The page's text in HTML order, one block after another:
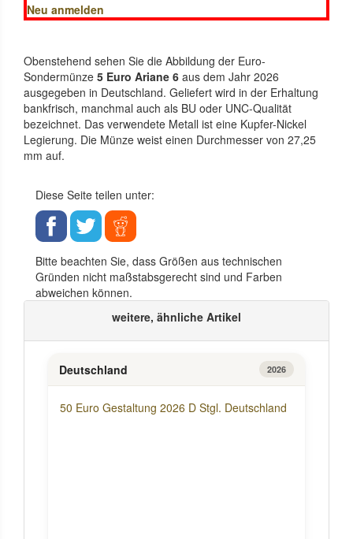
Neu anmelden
Obenstehend sehen Sie die Abbildung der Euro-
Sondermünze 5 Euro Ariane 6 aus dem Jahr 2026
ausgegeben in Deutschland. Geliefert wird in der Erhaltung
bankfrisch, manchmal auch als BU oder UNC-Qualität
bezeichnet. Das verwendete Metall ist eine Kupfer-Nickel
Legierung. Die Münze weist einen Durchmesser von 27,25
mm auf.
Diese Seite teilen unter:
Bitte beachten Sie, dass Größen aus technischen
Gründen nicht maßstabsgerecht sind und Farben
abweichen können.
weitere, ähnliche Artikel
Deutschland 2026
50 Euro Gestaltung 2026 D Stgl. Deutschland